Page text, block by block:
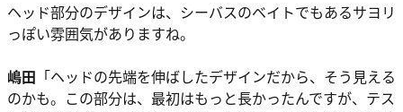
ヘッド部分のデザインは、シーバスのベイトでもあるサヨリ
っぽい雰囲気がありますね。
嶋田 「ヘッドの先端を伸ばしたデザインだから、そう見える
のかも。この部分は、最初はもっと長かったんですが、テス